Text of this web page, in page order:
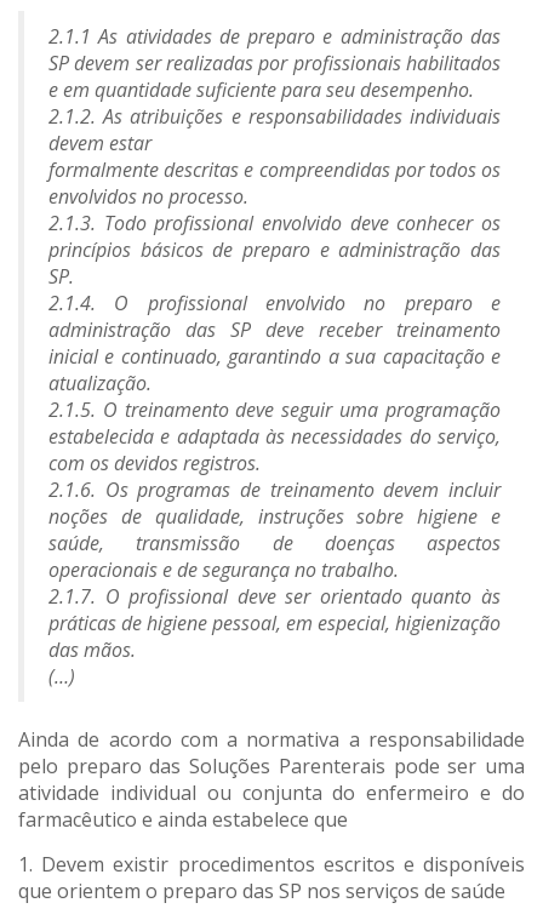
2.1.1 As atividades de preparo e administração das
SP devem serrealizadas por profissionais habilitados
e em quantidade suficientepara seu desempenho.
2.1.2. As atribuições e responsabilidades individuais
devem estar
formalmente descritas e compreendidas por todos os
envolvidos noprocesso.
2.1.3. Todo profissional envolvido deve conhecer os
princípios básicos de preparo e administração das
SP.
2.1.4. O profissional envolvido no preparo e
administração das SP deve receber treinamento
inicial e continuado, garantindo a sua capacitação e
atualização.
2.1.5. O treinamento deve seguir uma programação
estabelecida e adaptada às necessidades do serviço,
com os devidos registros.
2.1.6. Os programas de treinamento devem incluir
noções de qualidade, instruções sobre higiene e
saúde, transmissão de doenças aspectos
operacionais e de segurança no trabalho.
2.1.7. O profissional deve ser orientado quanto às
práticas de higienepessoal, em especial, higienização
das mãos.
(…)
Ainda de acordo com a normativa a responsabilidade
pelo preparo das Soluções Parenterais pode ser uma
atividade individual ou conjunta do enfermeiro e do
farmacêutico e ainda estabelece que
1. Devem existir procedimentos escritos e disponíveis
que orientem o preparo das SP nos serviços de saúde